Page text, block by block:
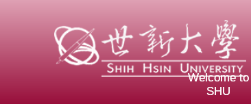
Welcome to
SHU